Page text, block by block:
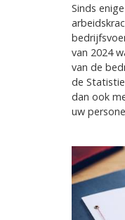
Sinds
van 2024
van de
de
dan ook
uw